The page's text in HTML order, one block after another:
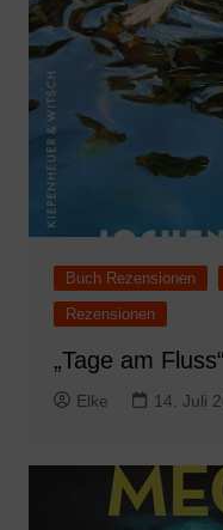
Buch Rezensionen
Rezensionen
„Tage am
Elke 14. Juli